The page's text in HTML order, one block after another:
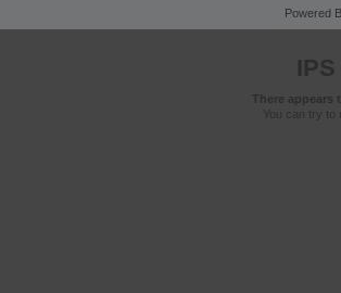
Powered
There appears
You can try